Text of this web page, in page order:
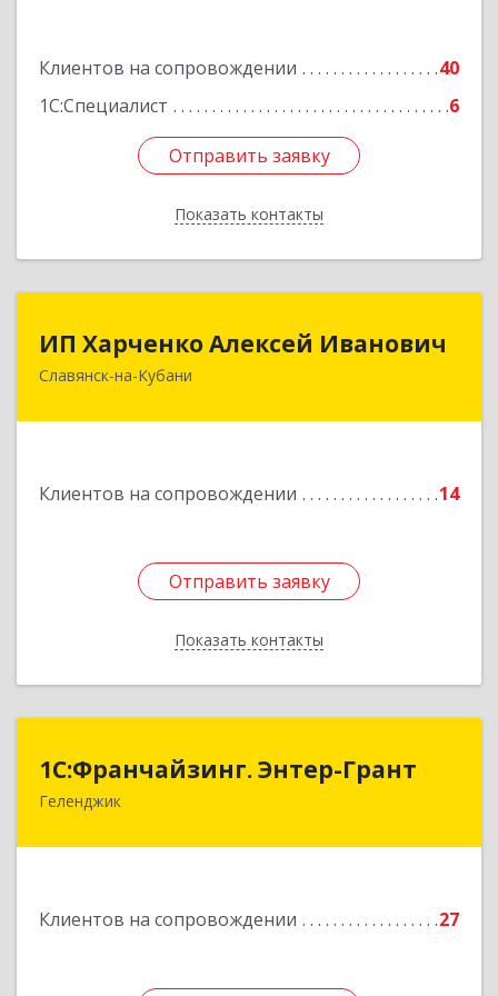
Клиентов на сопровождении
40
1С:Специалист
6
Отправить заявку
Показать контакты
Отправить заявку
Назад
ИП Харченко Алексей Иванович
Славянск-на-Кубани
Клиентов на сопровождении 14
Отправить заявку
Показать контакты
ИП Харченко Алексей Иванович
353 579, Краснодарский край, ст.Петровская,
Отправить заявку
Назад
1С:Франчайзинг. Энтер-Грант
Геленджик
Клиентов на сопровождении 27
1С:Франчайзинг. Энтер-Грант
353467, Краснодарский край, Геленджик г,